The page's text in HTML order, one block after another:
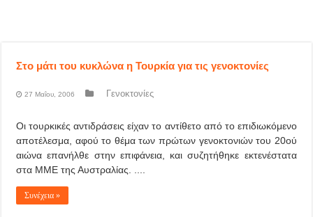
Στο μάτι του κυκλώνα η Τουρκία για τις γενοκτονίες
27 Μαΐου, 2006 Γενοκτονίες
Οι τουρκικές αντιδράσεις είχαν το αντίθετο από το επιδιωκόμενο
αποτέλεσμα, αφού το θέμα των πρώτων γενοκτονιών του 20ού
αιώνα επανήλθε στην επιφάνεια, και συζητήθηκε εκτενέστατα
στα ΜΜΕ της Αυστραλίας. ....
Συνέχεια »